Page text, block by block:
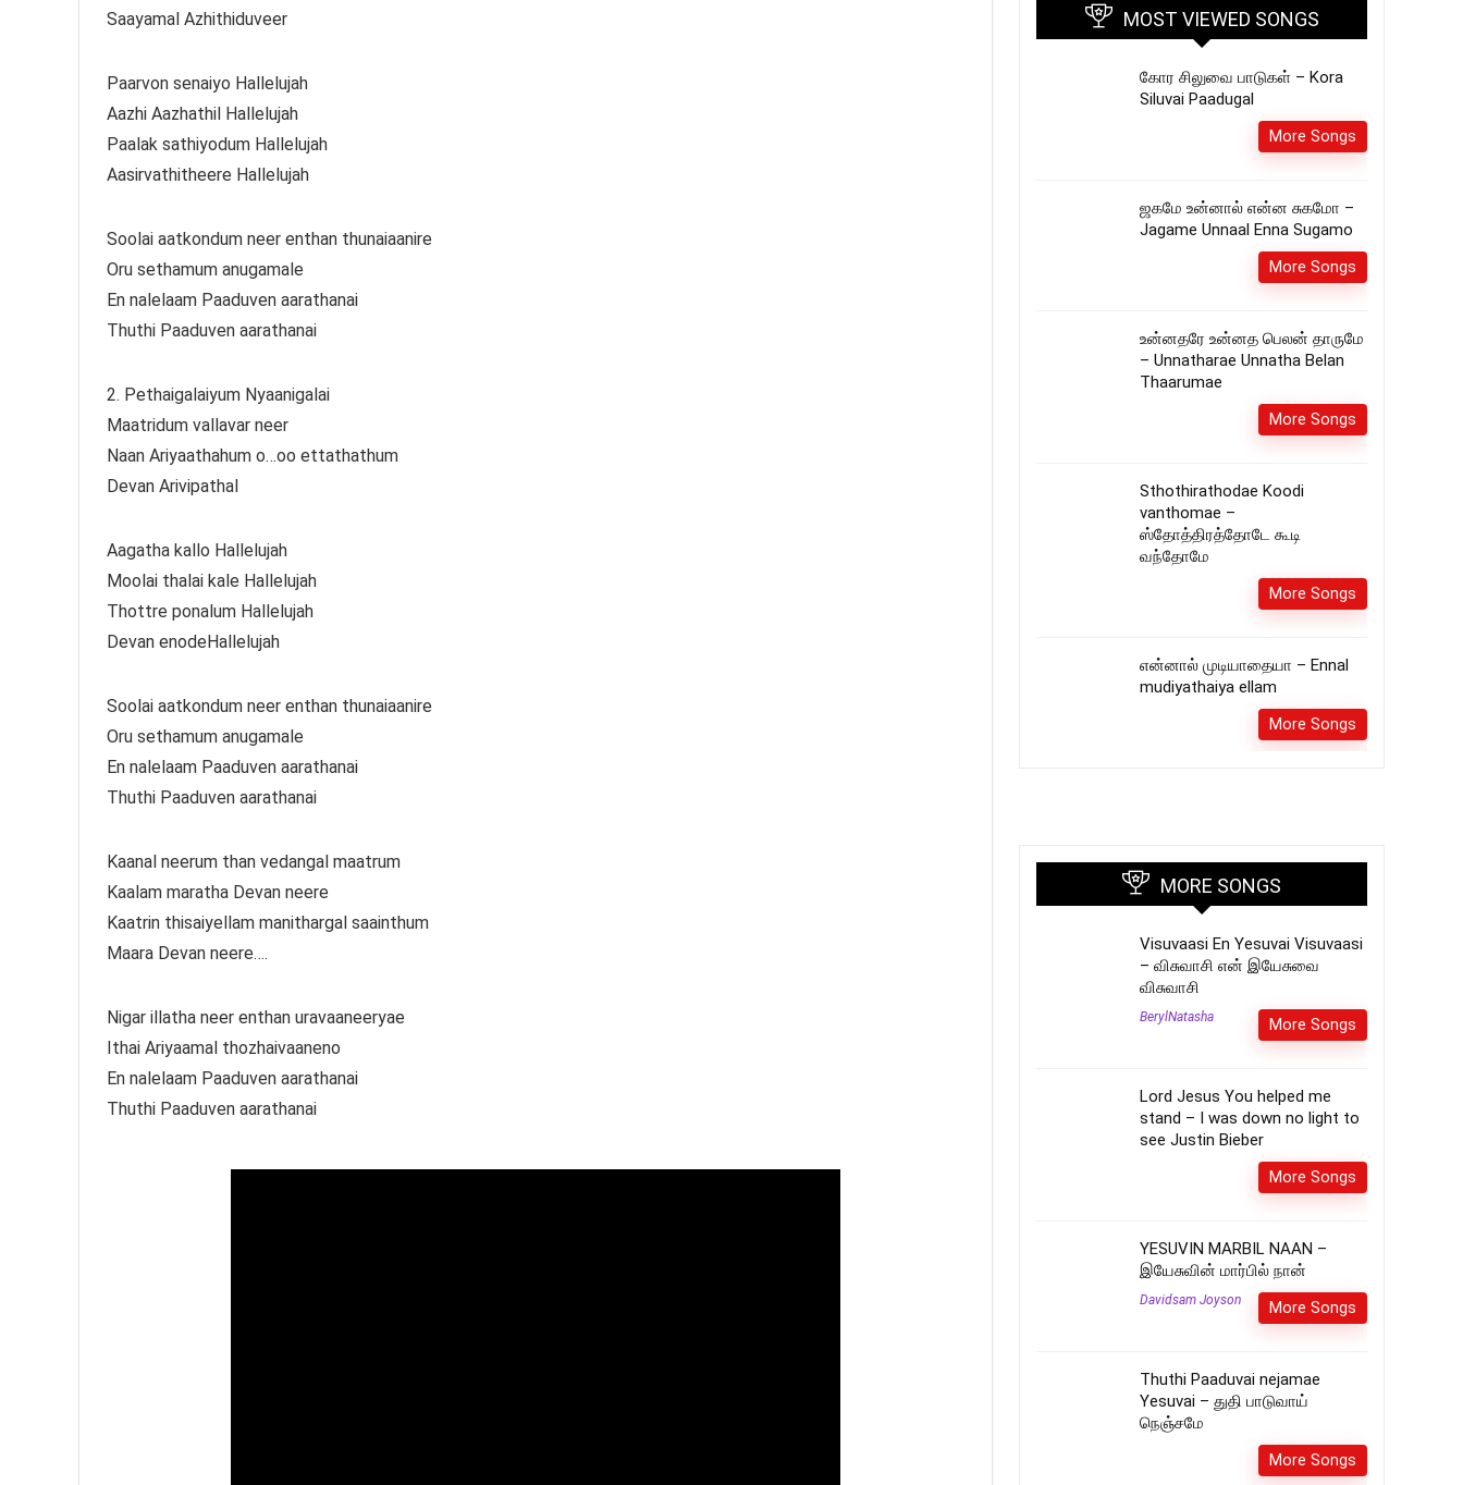
Saayamal Azhithiduveer
Paarvon senaiyo Hallelujah
Aazhi Aazhathil Hallelujah
Paalak sathiyodum Hallelujah
Aasirvathitheere Hallelujah
Soolai aatkondum neer enthan thunaiaanire
Oru sethamum anugamale
En nalelaam Paaduven aarathanai
Thuthi Paaduven aarathanai
2. Pethaigalaiyum Nyaanigalai
Maatridum vallavar neer
Naan Ariyaathahum o…oo ettathathum
Devan Arivipathal
Aagatha kallo Hallelujah
Moolai thalai kale Hallelujah
Thottre ponalum Hallelujah
Devan enodeHallelujah
Soolai aatkondum neer enthan thunaiaanire
Oru sethamum anugamale
En nalelaam Paaduven aarathanai
Thuthi Paaduven aarathanai
Kaanal neerum than vedangal maatrum
Kaalam maratha Devan neere
Kaatrin thisaiyellam manithargal saainthum
Maara Devan neere….
Nigar illatha neer enthan uravaaneeryae
Ithai Ariyaamal thozhaivaaneno
En nalelaam Paaduven aarathanai
Thuthi Paaduven aarathanai
MOST VIEWED SONGS
கோர சிலுவை பாடுகள் – Kora
Siluvai Paadugal
More Songs
ஜகமே உன்னால் என்ன சுகமோ –
Jagame Unnaal Enna Sugamo
More Songs
உன்னதரே உன்னத பெலன் தாருமே
– Unnatharae Unnatha Belan
Thaarumae
More Songs
Sthothirathodae Koodi
vanthomae –
ஸ்தோத்திரத்தோடே கூடி
வந்தோமே
More Songs
என்னால் முடியாதையா – Ennal
mudiyathaiya ellam
More Songs
MORE SONGS
Visuvaasi En Yesuvai Visuvaasi
– விசுவாசி என் இயேசுவை
விசுவாசி
BerylNatasha More Songs
Lord Jesus You helped me
stand – I was down no light to
see Justin Bieber
More Songs
YESUVIN MARBIL NAAN –
இயேசுவின் மார்பில் நான்
Davidsam Joyson More Songs
Thuthi Paaduvai nejamae
Yesuvai – துதி பாடுவாய்
நெஞ்சமே
More Songs